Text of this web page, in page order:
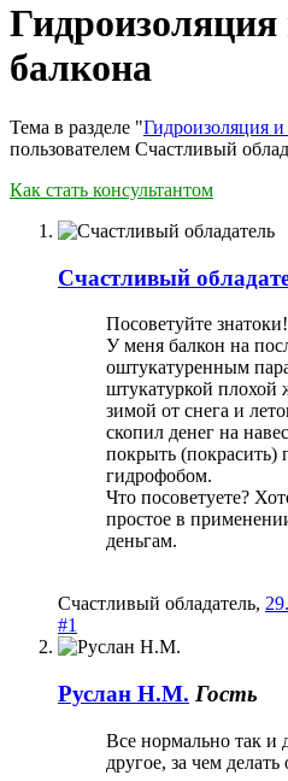
Гидроизоляция
балкона
Тема в разделе "Гидроизоляция
пользователем Счастливый
Как стать консультантом
Счастливый
Посоветуйте знатоки!
У меня балкон на
оштукатуренным
штукатуркой плохой
зимой от снега и
скопил денег на
покрыть (покрасить)
гидрофобом.
Что посоветуете?
простое в
деньгам.
Счастливый обладатель,
#1
Руслан Н.М. Гость
Все нормально так и
другое, за чем